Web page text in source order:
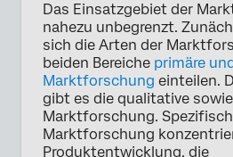
Das Einsatzgebiet der
nahezu unbegrenzt.
sich die Arten der
beiden Bereiche primäre
Marktforschung einteilen.
gibt es die qualitative
Marktforschung.
Marktforschung
Produktentwicklung, die